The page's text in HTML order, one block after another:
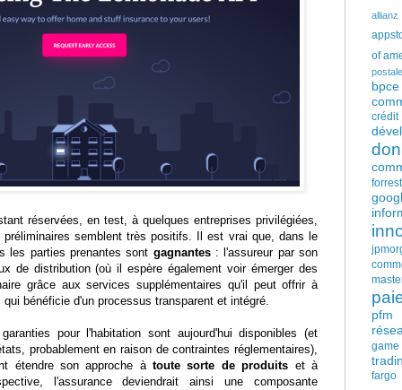
réservées, en test, à quelques entreprises privilégiées,
semblent très positifs. Il est vrai que, dans le
les parties prenantes sont gagnantes: l'assureur par son
de distribution (où il espère également voir émerger des
grâce aux services supplémentaires qu'il peut offrir à
bénéficie d'un processus transparent et intégré.
pour l'habitation sont aujourd'hui disponibles (et
probablement en raison de contraintes réglementaires),
étendre son approche àtoute sorte de produits et à
l'assurance deviendrait ainsi une composante
allianz
of
postale
bpce
pfm
game
fargo